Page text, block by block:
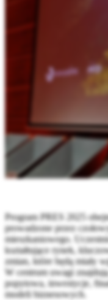
Program PRES 2025
prowadzone przez
mieszkaniowego.
kształtujące rynek,
zmian, które będą miały
W centrum uwagi
popytowa, inwestycje,
modeli biznesowych.